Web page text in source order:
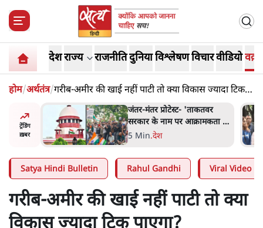
देशराज्य राजनीतिदुनियाविश्लेषणविचारवीडियो
होम/अर्थतंत्र/गरीब-अमीर की खाई नहीं पाटी तो क्या विकास ज्यादा टिक
पाएगा?
ट्रेंडिंग
ख़बर
न
सुने':
जंतर मंतर प्रोटेस्ट: 'युवाओं को
प्रताड़ित किया जा रहा है, पर मोदी-
शाह में बोलने की हिम्मत नहीं'-
7 Min.देश
Satya Hindi Bulletin Rahul Gandhi Viral Video
गरीब-अमीर की खाई नहीं पाटी तो क्या